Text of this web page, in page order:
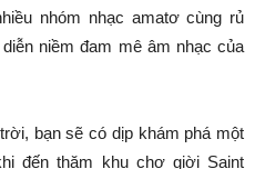
nhóm nhạc amatơ cùng rủ
niềm đam mê âm nhạc của
bạn sẽ có dịp khám phá một
đến thăm khu chợ giời Saint